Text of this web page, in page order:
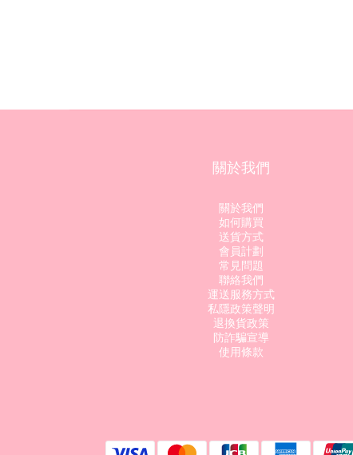
關於我們
關於我們
如何購買
送貨方式
會員計劃
常見問題
聯絡我們
運送服務方式
私隱政策聲明
退換貨政策
防詐騙宣導
使用條款